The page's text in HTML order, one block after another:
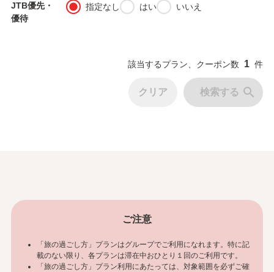
JTB優先・
優待
fiber_manual_record 指定なし fiber_manual_record はいfiber_manual_record いいえ
該当するプラン、クーポン数 1 件
クリア 検索する search
ご注意
「旅の過ごし方」プランはグループでご利用になれます。特に記
載のない限り、各プランは滞在中おひとり１回のご利用です。
「旅の過ごし方」プラン利用にあたっては、対象範囲を必ずご確